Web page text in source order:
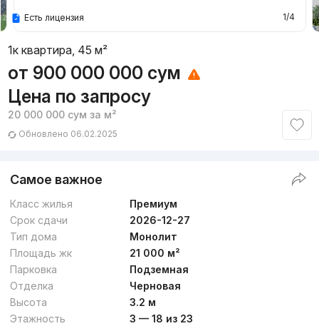
1/4
Есть лицензия
1к квартира, 45 м²
от 900 000 000 сум
Цена по запросу
20 000 000 сум за м²
Обновлено 06.02.2025
Самое важное
Класс жилья
Премиум
Срок сдачи
2026-12-27
Тип дома
Монолит
Площадь жк
21 000 м²
Парковка
Подземная
Отделка
Черновая
Высота
3.2 м
Этажность
3 — 18 из 23